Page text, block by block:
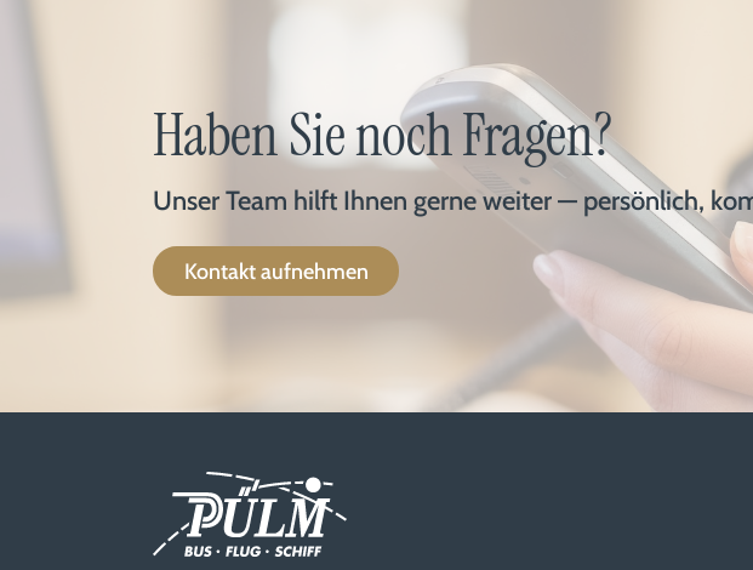
Haben Sie noch Fragen?
Unser Team hilft Ihnen gerne weiter — persönlich,
Kontakt aufnehmen